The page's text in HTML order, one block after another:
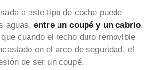
a este tipo de coche puede
aguas, entre un coupé y un cabrio.
cuando el techo duro removible
en el arco de seguridad, el
de ser un coupé.